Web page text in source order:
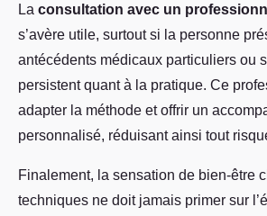
La consultation avec un
s’avère utile, surtout si la personne
antécédents médicaux particuliers ou
persistent quant à la pratique. Ce
adapter la méthode et offrir un
personnalisé, réduisant ainsi tout
Finalement, la sensation de bien-être
techniques ne doit jamais primer sur